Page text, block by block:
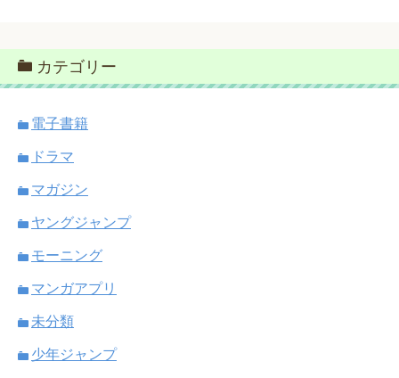
カテゴリー
電子書籍
ドラマ
マガジン
ヤングジャンプ
モーニング
マンガアプリ
未分類
少年ジャンプ